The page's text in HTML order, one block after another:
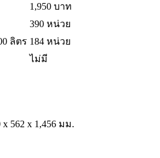
1,950 บาท
390 หน่วย
ลิตร 184 หน่วย
ไม่มี
x 562 x 1,456 มม.